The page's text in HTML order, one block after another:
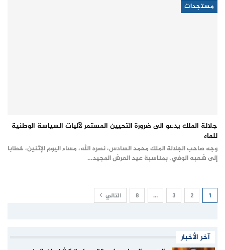
مستجدات
جلالة الملك يدعو الى ضرورة التحيين المستمر لآليات السياسة الوطنية
للماء
وجه صاحب الجلالة الملك محمد السادس، نصره الله، مساء اليوم الإثنين، خطابا
إلى شعبه الوفي، بمناسبة عيد العرش المجيد…
1
2
3
…
8 التالي
آخر الأخبار